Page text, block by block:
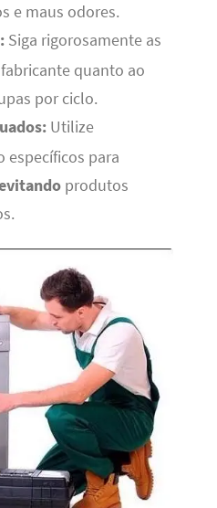
e maus odores.
Siga rigorosamente as
quanto ao
por ciclo.
Utilize
específicos para
produtos